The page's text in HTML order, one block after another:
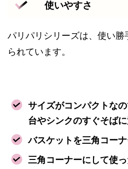
使いやすさ
パリパリシリーズは、使い
られています。
サイズがコンパクトな
台やシンクのすぐそば
バスケットを三角コー
三角コーナーにして使